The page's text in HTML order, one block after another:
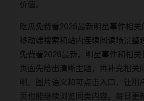
价值。
吃瓜免费看2026最新明星事件相关
移动端搜索和站内连续阅读场景整
免费看2026最新、明星事件和相关
页面先给出清晰主题，再补充相关
明、图片语义和可点击入口，让用
页也能继续浏览同类内容。每日更